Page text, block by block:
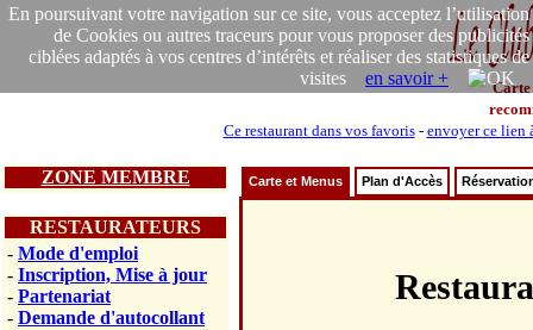
En poursuivant votre navigation sur ce site, vous acceptez l’utilisation
de Cookies ou autres traceurs pour vous proposer des publicités
ciblées adaptés à vos centres d’intérêts et réaliser des statistiques de
visites en savoir +
Carte
Ce restaurant dans vos favoris- envoyer ce lien
ZONE MEMBRE
RESTAURATEURS
- Mode d'emploi
- Inscription, Mise à jour
- Partenariat
- Demande d'autocollant
Carte et Menus Plan d'Accès